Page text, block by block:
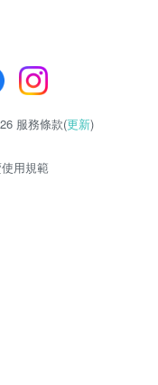
服務條款(更新)
用規範